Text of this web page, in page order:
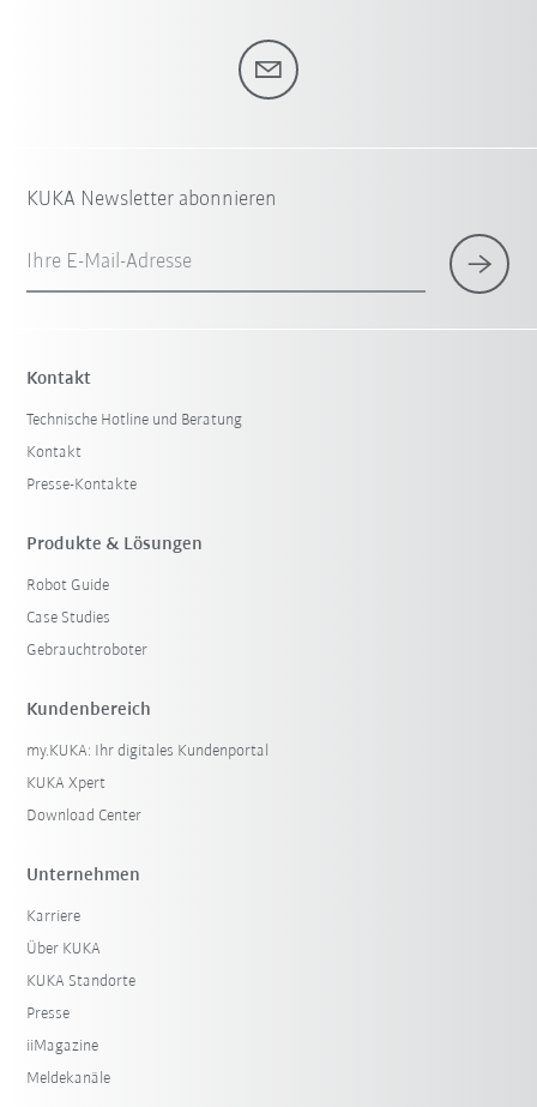
KUKA Newsletter abonnieren
Ihre E-Mail-Adresse
Kontakt
Technische Hotline und Beratung
Kontakt
Presse-Kontakte
Produkte & Lösungen
Robot Guide
Case Studies
Gebrauchtroboter
Kundenbereich
my.KUKA: Ihr digitales Kundenportal
KUKA Xpert
Download Center
Unternehmen
Karriere
Über KUKA
KUKA Standorte
Presse
iiMagazine
Meldekanäle